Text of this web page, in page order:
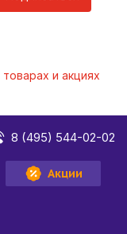
товарах и акциях
8 (495) 544-02-02
Акции